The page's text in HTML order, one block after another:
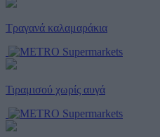
Τραγανά καλαμαράκια
Τιραμισού χωρίς αυγά